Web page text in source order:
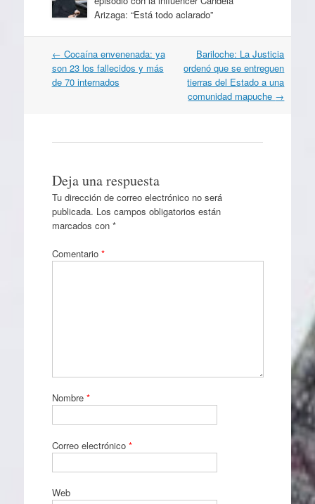
Arizaga: “Está todo aclarado”
Navegación
por
artículos
← Cocaína envenenada: ya
son 23 los fallecidos y más
de 70 internados
Bariloche: La Justicia
ordenó que se entreguen
tierras del Estado a una
comunidad mapuche →
Deja una respuesta
Tu dirección de correo electrónico no será
publicada. Los campos obligatorios están
marcados con *
Comentario *
Nombre *
Correo electrónico *
Web